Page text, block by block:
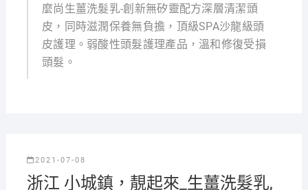
麼尚生薑洗髮乳-創新無矽靈配方深層清潔頭
皮，同時滋潤保養無負擔，頂級SPA沙龍級頭
皮護理。弱酸性頭髮護理產品，溫和修復受損
頭髮。
2021-07-08
浙江 小城鎮，靚起來_生薑洗髮乳,